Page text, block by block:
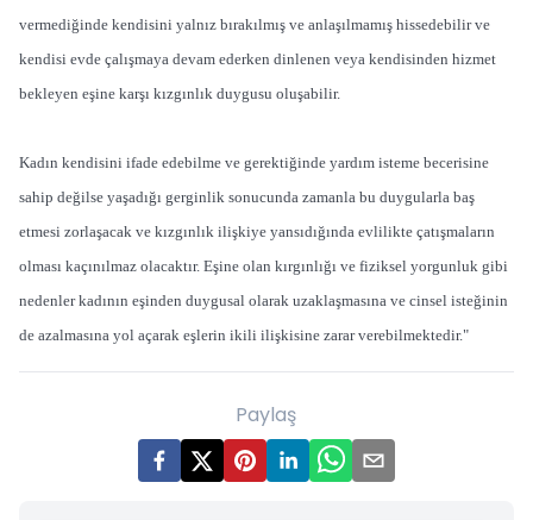
vermediğinde kendisini yalnız bırakılmış ve anlaşılmamış hissedebilir ve
kendisi evde çalışmaya devam ederken dinlenen veya kendisinden hizmet
bekleyen eşine karşı kızgınlık duygusu oluşabilir.
Kadın kendisini ifade edebilme ve gerektiğinde yardım isteme becerisine
sahip değilse yaşadığı gerginlik sonucunda zamanla bu duygularla baş
etmesi zorlaşacak ve kızgınlık ilişkiye yansıdığında evlilikte çatışmaların
olması kaçınılmaz olacaktır. Eşine olan kırgınlığı ve fiziksel yorgunluk gibi
nedenler kadının eşinden duygusal olarak uzaklaşmasına ve cinsel isteğinin
de azalmasına yol açarak eşlerin ikili ilişkisine zarar verebilmektedir."
Paylaş